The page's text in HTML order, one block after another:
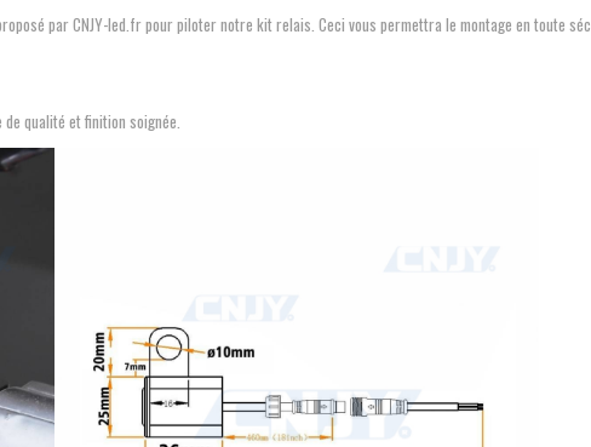
par CNJY-led.fr pour piloter notre kit relais. Ceci vous permettra le montage en toute
qualité et finition soignée.